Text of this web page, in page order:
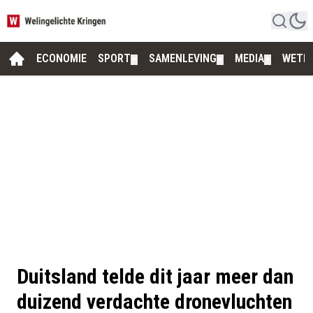
ECONOMIE SPORT SAMENLEVING MEDIA
Duitsland telde dit jaar meer dan
duizend verdachte dronevluchten